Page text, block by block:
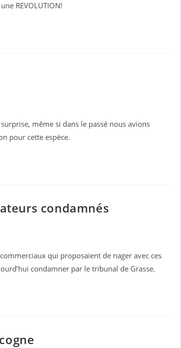
REVOLUTION!
même si dans le passé nous avions
pour cette espèce.
condamnés
qui proposaient de nager avec ces
condamner par le tribunal de Grasse.